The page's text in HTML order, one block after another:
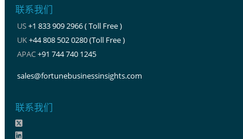
联系我们
US+1 833 909 2966 ( Toll Free )
UK+44 808 502 0280 (Toll Free )
APAC+91 744 740 1245
sales@fortunebusinessinsights.com
联系我们